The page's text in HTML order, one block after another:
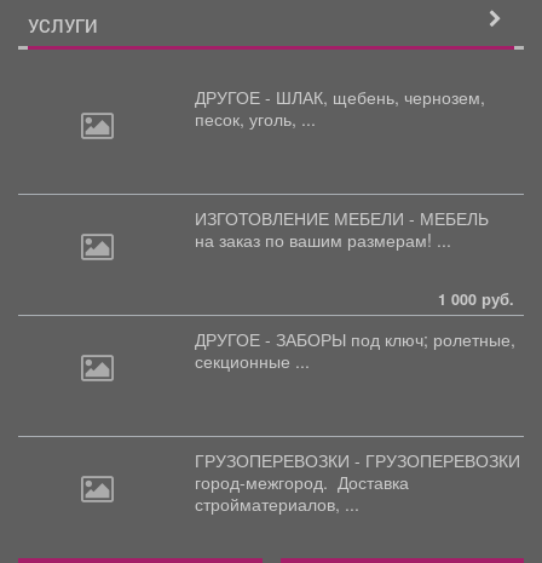
УСЛУГИ
ДРУГОЕ - ШЛАК, щебень, чернозем,
песок, уголь, ...
ИЗГОТОВЛЕНИЕ МЕБЕЛИ - МЕБЕЛЬ
на заказ по вашим размерам! ...
1 000 руб.
ДРУГОЕ - ЗАБОРЫ под ключ; ролетные,
секционные ...
ГРУЗОПЕРЕВОЗКИ - ГРУЗОПЕРЕВОЗКИ
город-межгород. Доставка
стройматериалов, ...